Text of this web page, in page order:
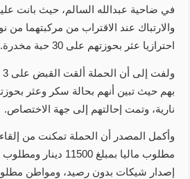
في ضاحية عبدالله السالم، حيث بانت
والارتباك عند الاقتراب من مركبتهما من
احترازيا عثر بحوزتهم على 30 حبة مخدرة.
نارية، وتمت إحالتهم إلى جهة الاختصاص.
وأكمل المصدر أن الحملة تمكنت من
مطلوب ماليا بمبلغ